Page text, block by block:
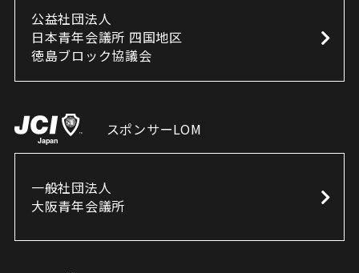
公益社団法人
日本青年会議所 四国地区
徳島ブロック協議会
スポンサーLOM
一般社団法人
大阪青年会議所